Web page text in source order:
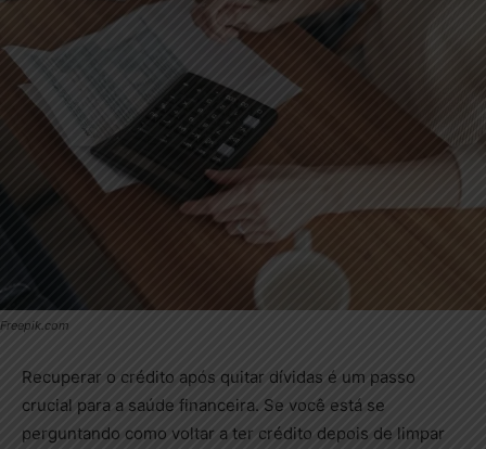
Freepik.com
Recuperar o crédito após quitar dívidas é um passo
crucial para a saúde financeira. Se você está se
perguntando como voltar a ter crédito depois de limpar